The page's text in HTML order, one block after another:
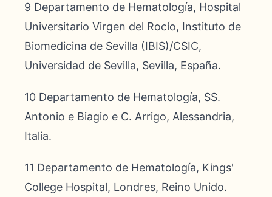
9 Departamento de Hematología, Hospital
Universitario Virgen del Rocío, Instituto de
Biomedicina de Sevilla (IBIS)/CSIC,
Universidad de Sevilla, Sevilla, España.
10 Departamento de Hematología, SS.
Antonio e Biagio e C. Arrigo, Alessandria,
Italia.
11 Departamento de Hematología, Kings'
College Hospital, Londres, Reino Unido.